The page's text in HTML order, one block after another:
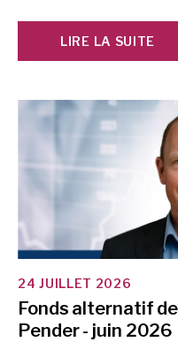
LIRE LA SUITE
24 JUILLET 2026
Fonds alternatif
Pender - juin 2026